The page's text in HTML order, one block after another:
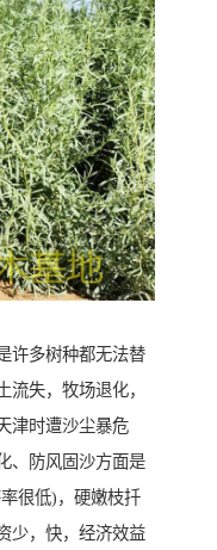
许多树种都无法替
失，牧场退化，
津时遭沙尘暴危
、防风固沙方面是
很低)，硬嫩枝扦
少，快，经济效益